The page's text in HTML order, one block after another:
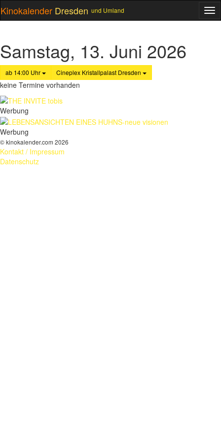
Kinokalender Dresden und Umland
Samstag, 13. Juni 2026
ab 14:00 Uhr Cineplex Kristallpalast Dresden
keine Termine vorhanden
Werbung
Werbung
© kinokalender.com 2026
Kontakt / Impressum
Datenschutz